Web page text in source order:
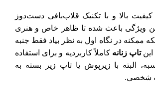
کیفیت بالا و با تکنیک قلاب‌بافی دست‌دوز
ویژگی باعث شده تا ظاهر خاص و هنری
ممکنه در نگاه اول به نظر بیاد فقط جنبه
اینتاپ زنانه کاملاً کاربردیه و برای استفاده
البته با زیرپوش یا تاپ زیر بسته به
شخصی.